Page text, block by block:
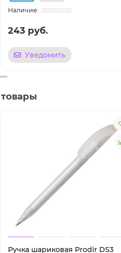
243 руб.
Уведомить
Ручка шариковая Prodir DS3